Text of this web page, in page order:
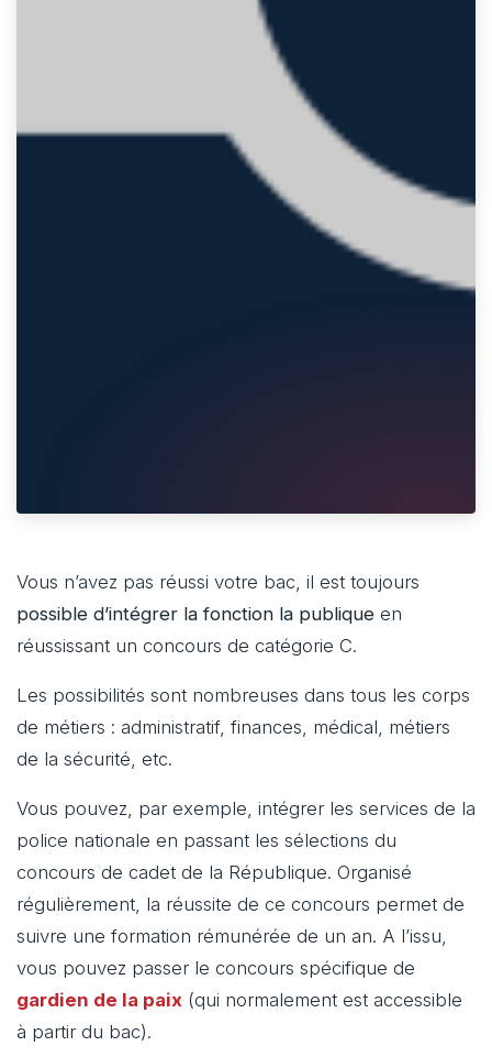
Vous n’avez pas réussi votre bac, il est toujours
possible d’intégrer la fonction la publique en
réussissant un concours de catégorie C.
Les possibilités sont nombreuses dans tous les corps
de métiers : administratif, finances, médical, métiers
de la sécurité, etc.
Vous pouvez, par exemple, intégrer les services de la
police nationale en passant les sélections du
concours de cadet de la République. Organisé
régulièrement, la réussite de ce concours permet de
suivre une formation rémunérée de un an. A l’issu,
vous pouvez passer le concours spécifique de
gardien de la paix (qui normalement est accessible
à partir du bac).